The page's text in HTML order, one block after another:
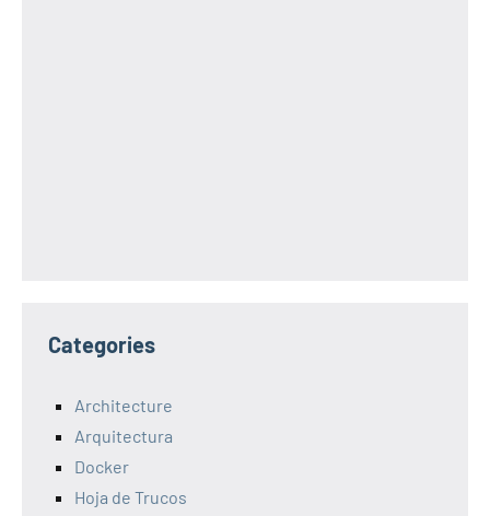
Categories
Architecture
Arquitectura
Docker
Hoja de Trucos